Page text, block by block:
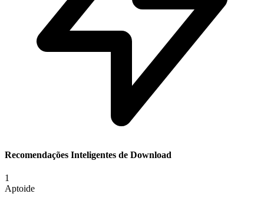
Recomendações Inteligentes de Download
1
Aptoide